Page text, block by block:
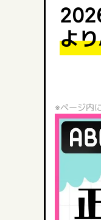
よ
※ページ内